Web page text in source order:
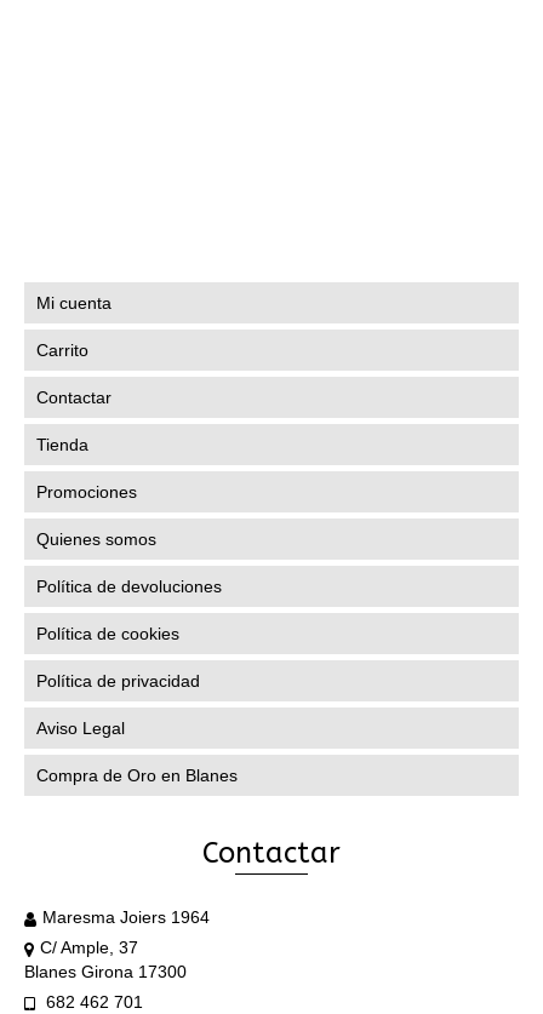
Mi cuenta
Carrito
Contactar
Tienda
Promociones
Quienes somos
Política de devoluciones
Política de cookies
Política de privacidad
Aviso Legal
Compra de Oro en Blanes
Contactar
Maresma Joiers 1964
C/ Ample, 37
Blanes Girona 17300
682 462 701